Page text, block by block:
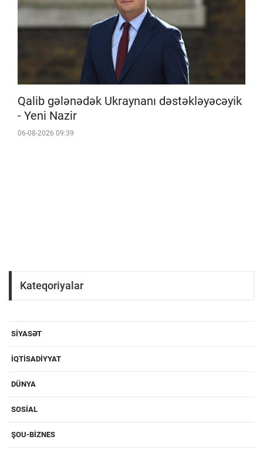
Qalib gələnədək Ukraynanı dəstəkləyəcəyik
- Yeni Nazir
06-08-2026 09:39
Kateqoriyalar
SIYASƏT
IQTISADIYYAT
DÜNYA
SOSIAL
ŞOU-BIZNES